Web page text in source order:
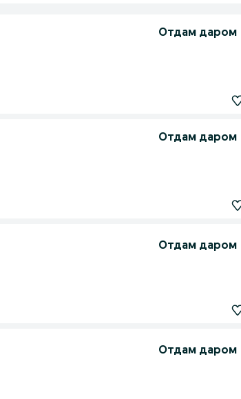
Отдам даром
Отдам даром
Отдам даром
Отдам даром